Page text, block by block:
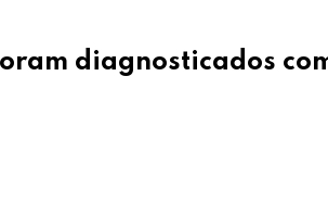
diagnosticados